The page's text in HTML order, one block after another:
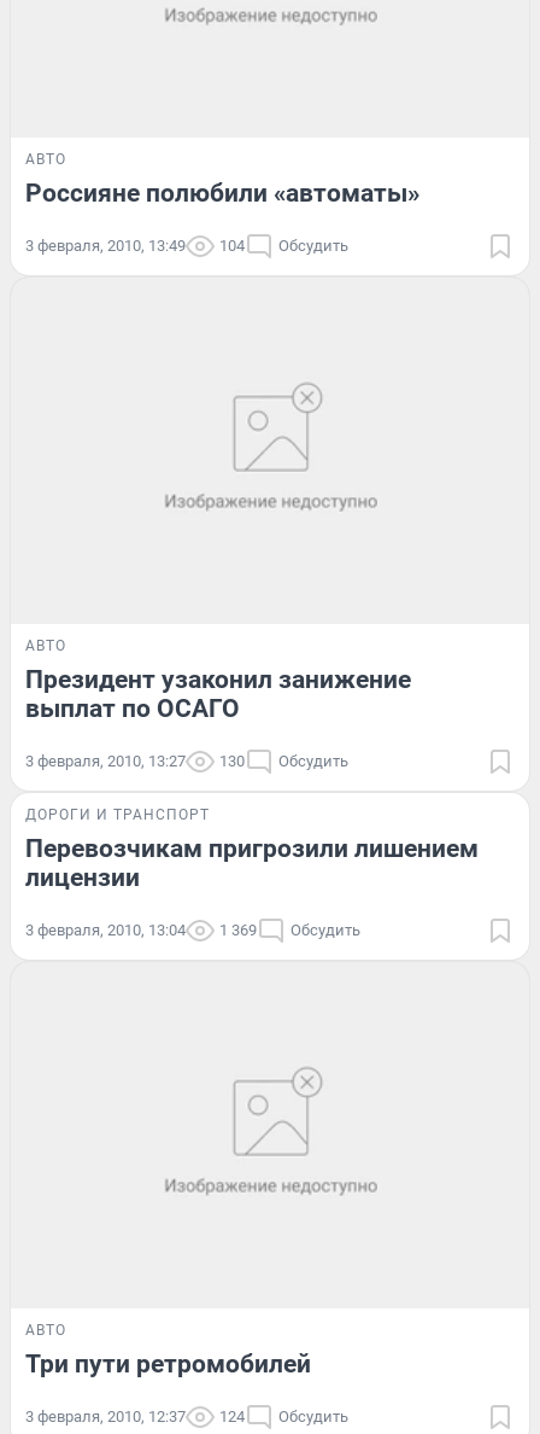
АВТО
Россияне полюбили «автоматы»
3 февраля, 2010, 13:49 104 Обсудить
АВТО
Президент узаконил занижение
выплат по ОСАГО
3 февраля, 2010, 13:27 130 Обсудить
ДОРОГИ И ТРАНСПОРТ
Перевозчикам пригрозили лишением
лицензии
3 февраля, 2010, 13:04 1 369 Обсудить
АВТО
Три пути ретромобилей
3 февраля, 2010, 12:37 124 Обсудить